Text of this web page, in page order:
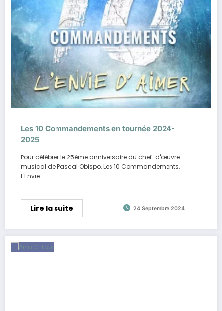
Les 10 Commandements en tournée 2024-
2025
Pour célébrer le 25ème anniversaire du chef-d'œuvre
musical de Pascal Obispo, Les 10 Commandements,
L'Envie…
Lire la suite 24 Septembre 2024